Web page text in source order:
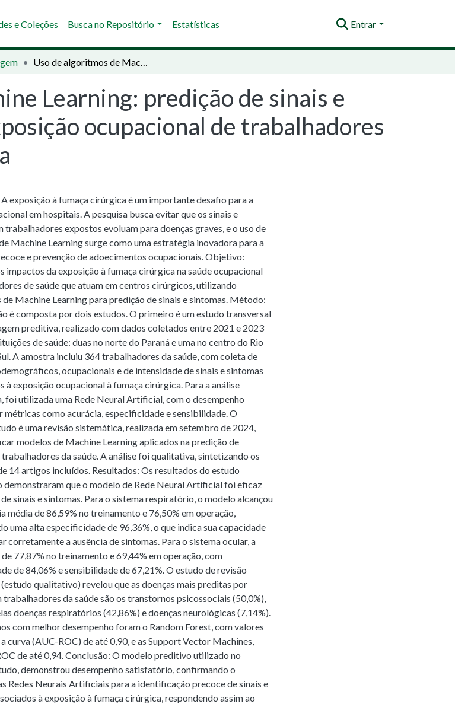
e Coleções Busca no Repositório Estatísticas Entrar
Uso de algoritmos de Machine Learning: predição de sinais e sintomas relacionados a exposição ocupacional de trabalhadores da saúde à fumaça cirúrgica
Learning: predição de sinais e
ocupacional de trabalhadores
exposição à fumaça cirúrgica é um importante desafio para a
em hospitais. A pesquisa busca evitar que os sinais e
trabalhadores expostos evoluam para doenças graves, e o uso de
Machine Learning surge como uma estratégia inovadora para a
e prevenção de adoecimentos ocupacionais. Objetivo:
impactos da exposição à fumaça cirúrgica na saúde ocupacional
de saúde que atuam em centros cirúrgicos, utilizando
Machine Learning para predição de sinais e sintomas. Método:
é composta por dois estudos. O primeiro é um estudo transversal
preditiva, realizado com dados coletados entre 2021 e 2023
de saúde: duas no norte do Paraná e uma no centro do Rio
A amostra incluiu 364 trabalhadores da saúde, com coleta de
ocupacionais e de intensidade de sinais e sintomas
à exposição ocupacional à fumaça cirúrgica. Para a análise
foi utilizada uma Rede Neural Artificial, com o desempenho
métricas como acurácia, especificidade e sensibilidade. O
é uma revisão sistemática, realizada em setembro de 2024,
modelos de Machine Learning aplicados na predição de
trabalhadores da saúde. A análise foi qualitativa, sintetizando os
14 artigos incluídos. Resultados: Os resultados do estudo
que o modelo de Rede Neural Artificial foi eficaz
sinais e sintomas. Para o sistema respiratório, o modelo alcançou
média de 86,59% no treinamento e 76,50% em operação,
uma alta especificidade de 96,36%, o que indica sua capacidade
corretamente a ausência de sintomas. Para o sistema ocular, a
77,87% no treinamento e 69,44% em operação, com
de 84,06% e sensibilidade de 67,21%. O estudo de revisão
qualitativo) revelou que as doenças mais preditas por
trabalhadores da saúde são os transtornos psicossociais (50,0%),
doenças respiratórios (42,86%) e doenças neurológicas (7,14%).
com melhor desempenho foram o Random Forest, com valores
curva (AUC-ROC) de até 0,90, e as Support Vector Machines,
de até 0,94. Conclusão: O modelo preditivo utilizado no
demonstrou desempenho satisfatório, confirmando o
Redes Neurais Artificiais para a identificação precoce de sinais e
à exposição à fumaça cirúrgica, respondendo assim ao